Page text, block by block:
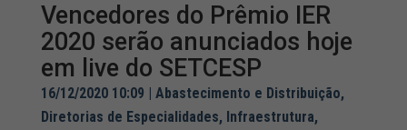
Vencedores do Prêmio IER
2020 serão anunciados hoje
em live do SETCESP
16/12/2020 10:09 Abastecimento e Distribuição,
Diretorias de Especialidades, Infraestrutura,